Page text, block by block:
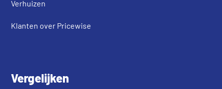
Verhuizen
Klanten over Pricewise
Vergelijken